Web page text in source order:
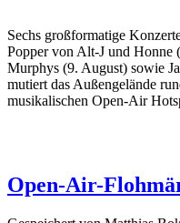
Sechs großformatige
Popper von Alt-J und
Murphys (9. August) sowie
mutiert das Außengelände
musikalischen Open-Air
Open-Air-